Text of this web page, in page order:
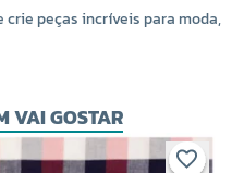
peças incríveis para moda,
VAI GOSTAR